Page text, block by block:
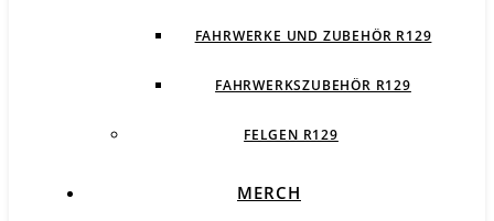
FAHRWERKE UND ZUBEHÖR R129
FAHRWERKSZUBEHÖR R129
FELGEN R129
MERCH